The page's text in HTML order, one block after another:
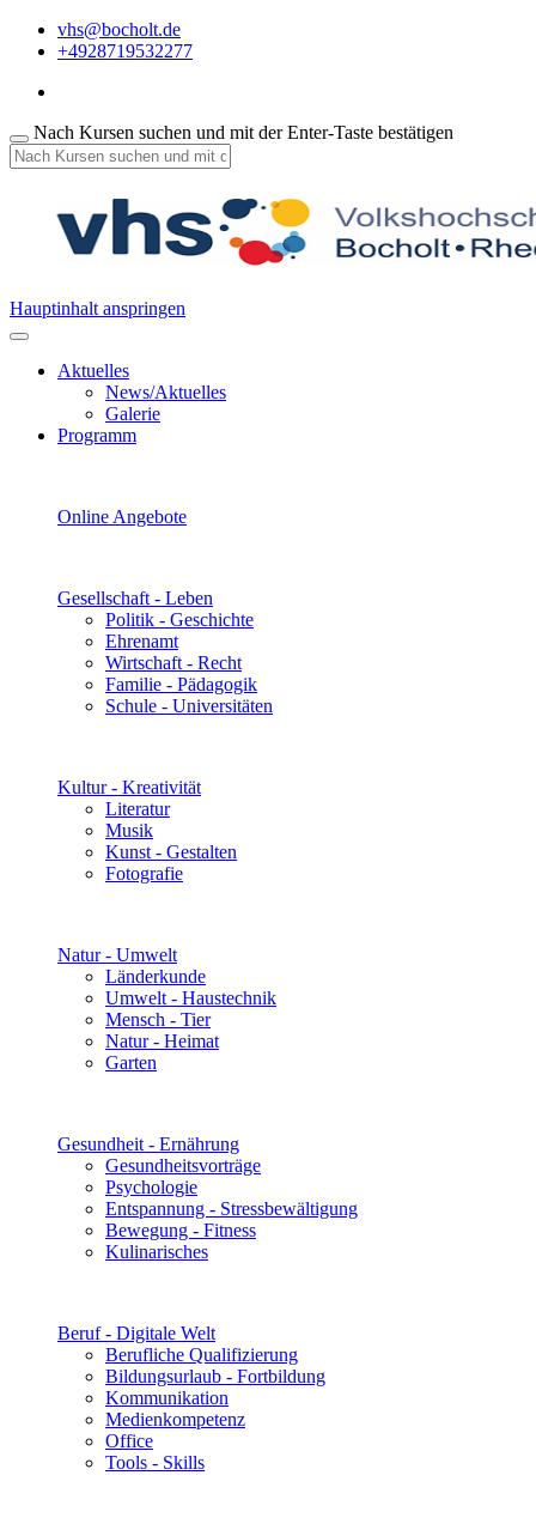
vhs@bocholt.de
+4928719532277
Nach Kursen suchen und mit der Enter-Taste bestätigen
Hauptinhalt anspringen
Aktuelles
News/Aktuelles
Galerie
Programm
Online Angebote
Gesellschaft - Leben
Politik - Geschichte
Ehrenamt
Wirtschaft - Recht
Familie - Pädagogik
Schule - Universitäten
Kultur - Kreativität
Literatur
Musik
Kunst - Gestalten
Fotografie
Natur - Umwelt
Länderkunde
Umwelt - Haustechnik
Mensch - Tier
Natur - Heimat
Garten
Gesundheit - Ernährung
Gesundheitsvorträge
Psychologie
Entspannung - Stressbewältigung
Bewegung - Fitness
Kulinarisches
Beruf - Digitale Welt
Berufliche Qualifizierung
Bildungsurlaub - Fortbildung
Kommunikation
Medienkompetenz
Office
Tools - Skills